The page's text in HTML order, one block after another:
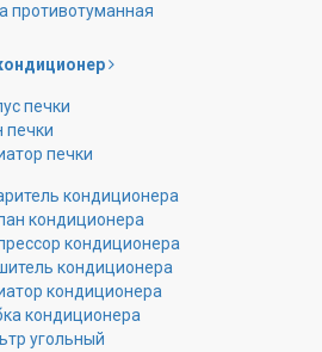
противотуманная
печки
печки
печки
кондиционера
кондиционера
кондиционера
кондиционера
кондиционера
кондиционера
угольный